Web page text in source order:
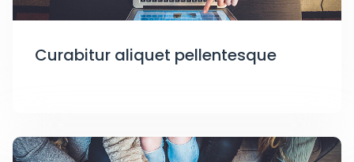
Curabitur aliquet pellentesque